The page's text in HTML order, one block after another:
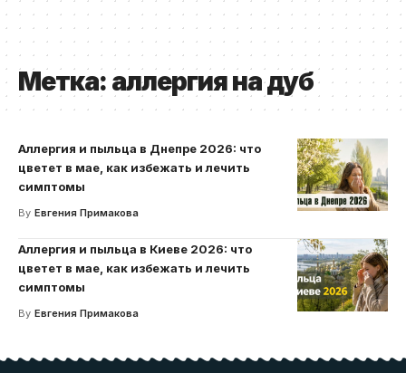
Метка: аллергия на дуб
Аллергия и пыльца в Днепре 2026: что
цветет в мае, как избежать и лечить
симптомы
By Евгения Примакова
Аллергия и пыльца в Киеве 2026: что
цветет в мае, как избежать и лечить
симптомы
By Евгения Примакова